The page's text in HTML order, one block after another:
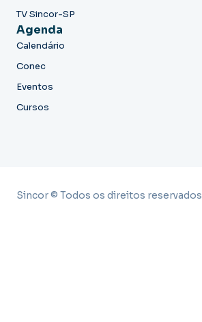
TV Sincor-SP
Agenda
Calendário
Conec
Eventos
Cursos
Sincor © Todos os direitos reservados